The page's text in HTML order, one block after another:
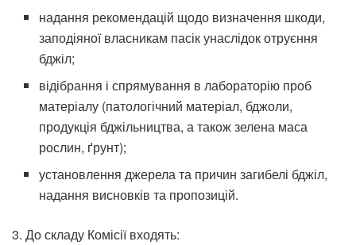
надання рекомендацій щодо визначення шкоди,
заподіяної власникам пасік унаслідок отруєння
бджіл;
відібрання і спрямування в лабораторію проб
матеріалу (патологічний матеріал, бджоли,
продукція бджільництва, а також зелена маса
рослин, ґрунт);
установлення джерела та причин загибелі бджіл,
надання висновків та пропозицій.
3. До складу Комісії входять: